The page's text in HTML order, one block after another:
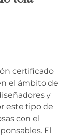
certificado
el ámbito de
y
este tipo de
con el
El